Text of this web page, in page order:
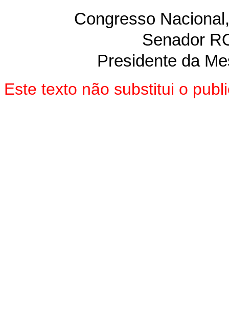
Congresso
Senador
Presidente da
Este texto não substitui o